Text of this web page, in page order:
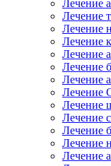
Лечение
Лечение
Лечение
Лечение
Лечение
Лечение
Лечение
Лечение
Лечение
Лечение
Лечение
Лечение
Лечение